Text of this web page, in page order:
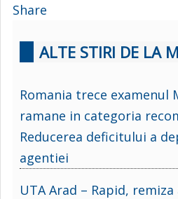
Share
ALTE STIRI DE LA
Romania trece examenul
ramane in categoria
Reducerea deficitului a
agentiei
UTA Arad – Rapid,